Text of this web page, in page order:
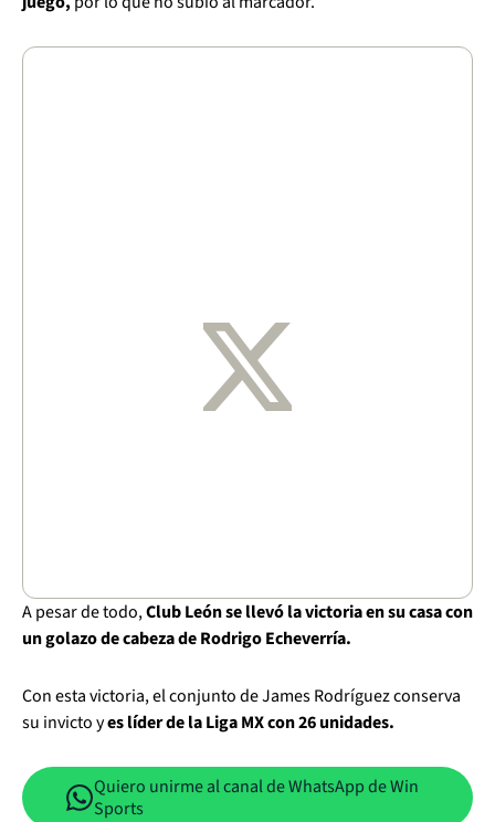
A pesar de todo,Club León se llevó la victoria en su casa con
un golazo de cabeza de Rodrigo Echeverría.
Con esta victoria, el conjunto de James Rodríguez conserva
su invicto yes líder de la Liga MX con 26 unidades.
Quiero unirme al canal de WhatsApp de Win
Sports